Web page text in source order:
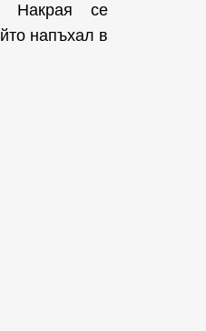
Накрая се
напъхал в